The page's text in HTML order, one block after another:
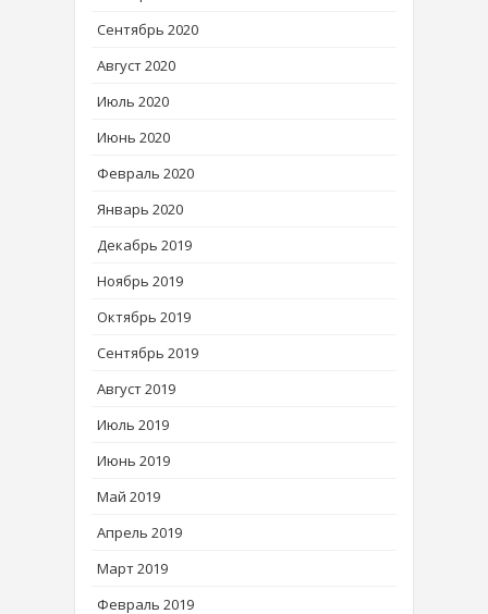
Сентябрь 2020
Август 2020
Июль 2020
Июнь 2020
Февраль 2020
Январь 2020
Декабрь 2019
Ноябрь 2019
Октябрь 2019
Сентябрь 2019
Август 2019
Июль 2019
Июнь 2019
Май 2019
Апрель 2019
Март 2019
Февраль 2019